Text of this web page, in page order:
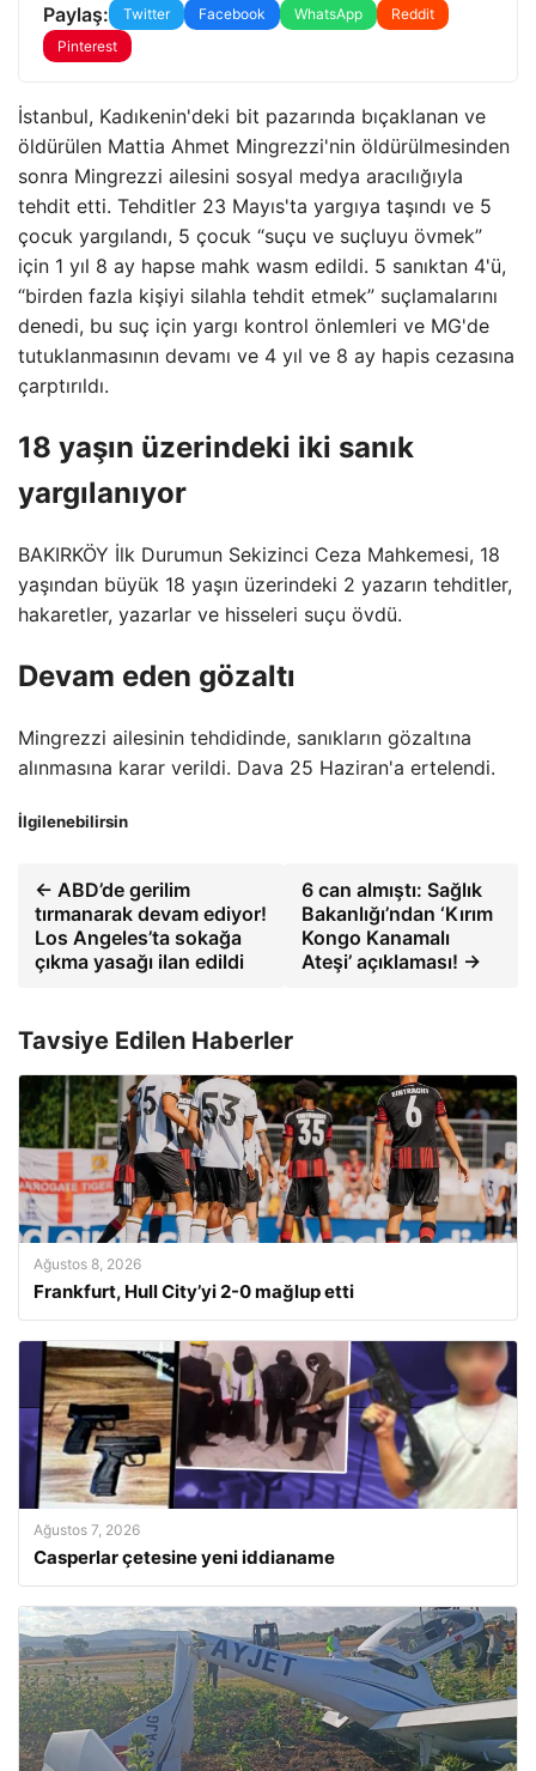
Paylaş: Twitter Facebook WhatsApp
Reddit
Pinterest
İstanbul, Kadıkenin'deki bit pazarında bıçaklanan ve
öldürülen Mattia Ahmet Mingrezzi'nin öldürülmesinden
sonra Mingrezzi ailesini sosyal medya aracılığıyla
tehdit etti. Tehditler 23 Mayıs'ta yargıya taşındı ve 5
çocuk yargılandı, 5 çocuk “suçu ve suçluyu övmek”
için 1 yıl 8 ay hapse mahk wasm edildi. 5 sanıktan 4'ü,
“birden fazla kişiyi silahla tehdit etmek” suçlamalarını
denedi, bu suç için yargı kontrol önlemleri ve MG'de
tutuklanmasının devamı ve 4 yıl ve 8 ay hapis cezasına
çarptırıldı.
18 yaşın üzerindeki iki sanık
yargılanıyor
BAKIRKÖY İlk Durumun Sekizinci Ceza Mahkemesi, 18
yaşından büyük 18 yaşın üzerindeki 2 yazarın tehditler,
hakaretler, yazarlar ve hisseleri suçu övdü.
Devam eden gözaltı
Mingrezzi ailesinin tehdidinde, sanıkların gözaltına
alınmasına karar verildi. Dava 25 Haziran'a ertelendi.
İlgilenebilirsin
← ABD’de gerilim
tırmanarak devam ediyor!
Los Angeles’ta sokağa
çıkma yasağı ilan edildi
6 can almıştı: Sağlık
Bakanlığı’ndan ‘Kırım
Kongo Kanamalı
Ateşi’ açıklaması! →
Tavsiye Edilen Haberler
Ağustos 8, 2026
Frankfurt, Hull City’yi 2-0 mağlup etti
Ağustos 7, 2026
Casperlar çetesine yeni iddianame